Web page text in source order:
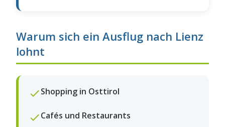
Warum sich ein Ausflug nach Lienz
lohnt
Shopping in Osttirol
Cafés und Restaurants